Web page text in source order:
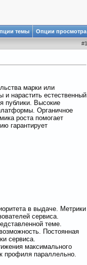
темы Опции просмотра
#1
марки или
и нарастить естественный
публики. Высокие
Органичное
роста помогает
гарантирует
в выдаче. Метрики
сервиса.
теме.
Постоянная
сервиса.
максимального
профиля параллельно.